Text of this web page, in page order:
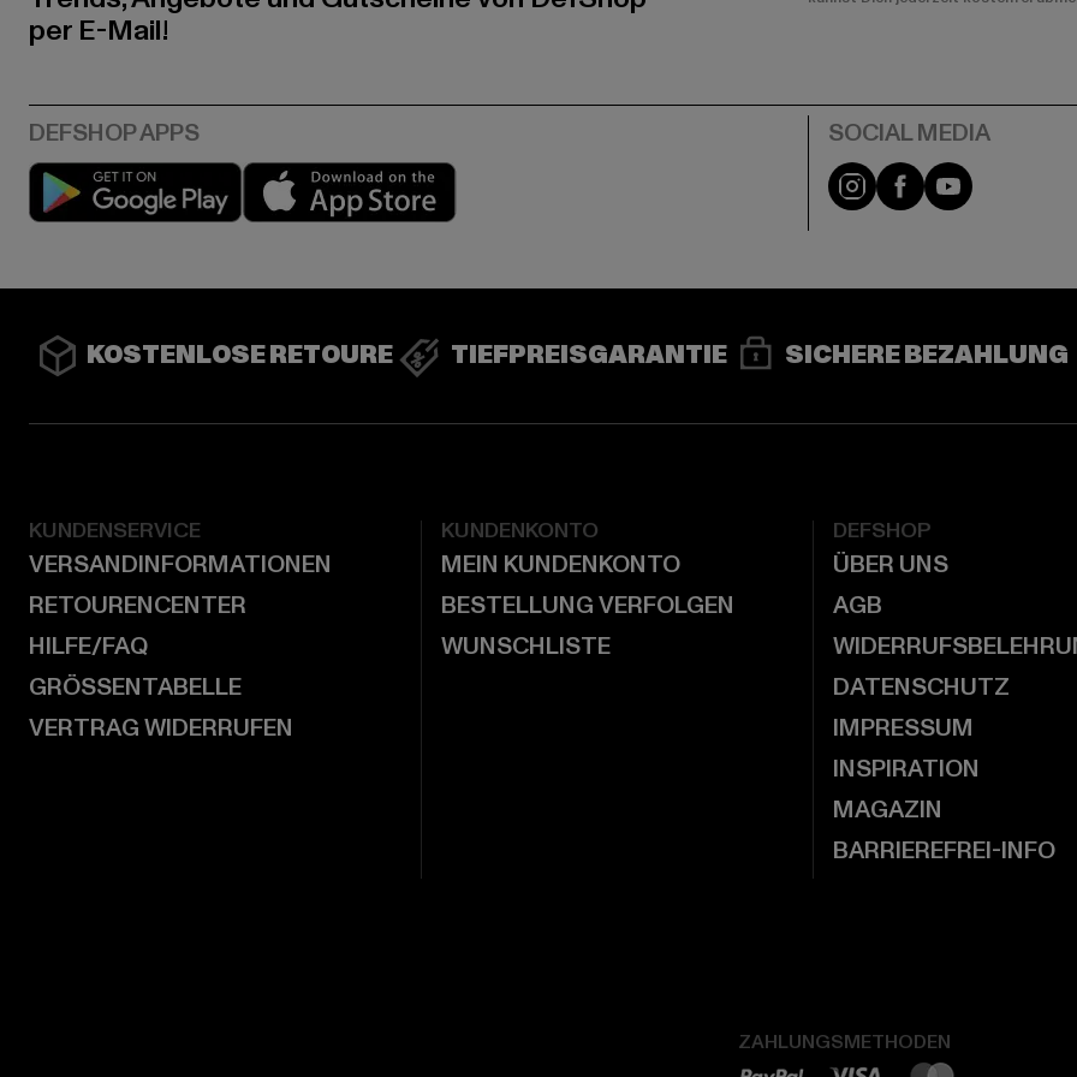
per E-Mail!
Play market Instagram
FacebookYouTube
KOSTENLOSE RETOURE TIEFPREISGARANTIE SICHERE BEZAHLUNG
KUNDENSERVICE
VERSANDINFORMATIONEN
RETOURENCENTER
HILFE/FAQ
GRÖSSENTABELLE
VERTRAG WIDERRUFEN
KUNDENKONTO
MEIN KUNDENKONTO
BESTELLUNG VERFOLGEN
WUNSCHLISTE
DEFSHOP
ÜBER UNS
AGB
DATENSCHUTZ
IMPRESSUM
INSPIRATION
MAGAZIN
BARRIEREFREI-INFO
ZAHLUNGSMETHODEN